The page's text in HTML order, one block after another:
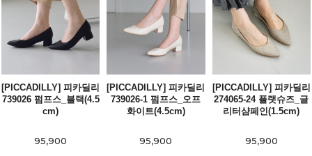
[PICCADILLY] 피카딜리
739026 펌프스_블랙(4.5
cm)
95,900
[PICCADILLY] 피카딜리
739026-1 펌프스_오프
화이트(4.5cm)
95,900
[PICCADILLY] 피카딜리
274065-24 플랫슈즈_글
리터샴페인(1.5cm)
95,900